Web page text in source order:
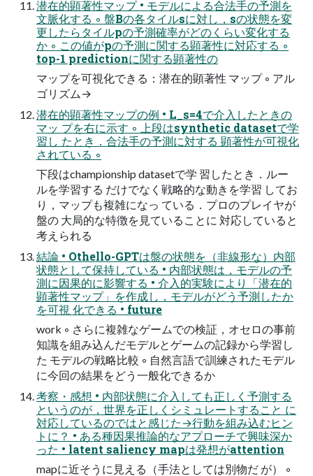
潜在的顕著性マップ • モデルによる合法手の予測を
文脈化する ◦ 盤Bの各タイルsに対し，sの状態を変
更したらタイルpの予測確率がどのくらい変化する
か ◦ この値がpの予測に関する顕著性に対応する ◦
top-1 predictionに関する顕著性の
マップを可視化できる：潜在的顕著性 マップ ◦ アル
ゴリズム→
潜在的顕著性マップの例 • L_s=4で介入したときの
マッ プを右に示す ◦ 上段はsynthetic datasetで学
習し たとき．合法手の予測に対する 顕著性が可視化
されている ◦
下段はchampionship datasetで学 習したとき．ルー
ルを学習する だけでなく戦略的な動きを学習 してお
り，マップも複雑になっ ている．プロのプレイヤが
盤の 大局的な特徴を見ていることに 対応していると
考えられる
結論 • Othello-GPTは盤の状態を（非線形な）内部
状態として保持している • 内部状態は，モデルの予
測に因果的に影響する • 介入的実験により「潜在的
顕著性マップ」を作成し，モデルがどう予測したか
を可視 化できる • future
work ◦ さらに複雑なゲームでの検証，オセロの事前
知識を組み込んだモデルとゲームの記録から学習し
た モデルの戦略比較 ◦ 自然言語で訓練されたモデル
に今回の結果をどう一般化できるか
考察・感想 • 内部状態に介入しても正しく予測する
というのが，世界を正しくシミュレートすること に
対応しているのではと感じた→行動を組み込むヒン
トに？ • ある種因果推論的なアプローチで興味深か
った • latent saliency mapは発想がattention
mapに近そうに見える（手法としては別物だ が） ◦